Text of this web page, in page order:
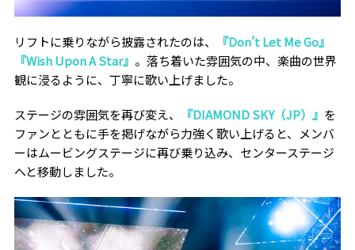
リフトに乗りながら披露されたのは、
『Don’t Let Me Go』
『Wish Upon A Star』 。落ち着いた雰囲気の中、楽曲の世界
観に浸るように、丁寧に歌い上げました。
ステージの雰囲気を再び変え、 『DIAMOND SKY（JP）』 を
ファンとともに手を掲げながら力強く歌い上げると、メンバ
ーはムービングステージに再び乗り込み、センターステージ
へと移動しました。